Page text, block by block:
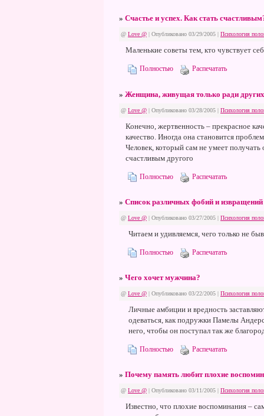
» Счастье и успех. Как стать
@ Love @ | Опубликовано 03/29/2005 | Психология
Маленькие советы тем, кто чувствует
Полностью Распечатать
» Женщина, живущая только ради других
@ Love @ | Опубликовано 03/28/2005 | Психология
Конечно, жертвенность – прекрасное
качество. Иногда она становится
Человек, который сам не умеет
счастливым другого
Полностью Распечатать
» Список различных фобий и извращений
@ Love @ | Опубликовано 03/27/2005 | Психология
Читаем и удивляемся, чего только не
Полностью Распечатать
» Чего хочет мужчина?
@ Love @ | Опубликовано 03/22/2005 | Психология
Личные амбиции и вредность
одеваться, как подружки Памелы
него, чтобы он поступал так же
Полностью Распечатать
» Почему память любит плохие
@ Love @ | Опубликовано 03/11/2005 | Психология
Известно, что плохие воспоминания –